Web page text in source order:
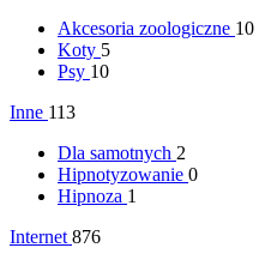
Akcesoria zoologiczne 10
Koty 5
Psy 10
Inne 113
Dla samotnych 2
Hipnotyzowanie 0
Hipnoza 1
Internet 876